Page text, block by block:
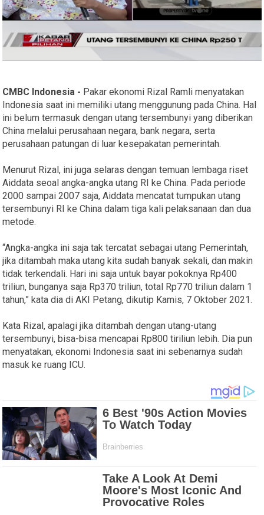
CMBC Indonesia - Pakar ekonomi Rizal Ramli menyatakan
Indonesia saat ini memiliki utang menggunung pada China. Hal
ini belum termasuk dengan utang tersembunyi yang diberikan
China melalui perusahaan negara, bank negara, serta
perusahaan patungan di luar kesepakatan pemerintah.
Menurut Rizal, ini juga selaras dengan temuan lembaga riset
Aiddata seoal angka-angka utang RI ke China. Pada periode
2000 sampai 2007 saja, Aiddata mencatat tumpukan utang
tersembunyi RI ke China dalam tiga kali pelaksanaan dan dua
metode.
“Angka-angka ini saja tak tercatat sebagai utang Pemerintah,
jika ditambah maka utang kita sudah banyak sekali, dan makin
tidak terkendali. Hari ini saja untuk bayar pokoknya Rp400
triliun, bunganya saja Rp370 triliun, total Rp770 triliun dalam 1
tahun,” kata dia di AKI Petang, dikutip Kamis, 7 Oktober 2021.
Kata Rizal, apalagi jika ditambah dengan utang-utang
tersembunyi, bisa-bisa mencapai Rp800 tiriliun lebih. Dia pun
menyatakan, ekonomi Indonesia saat ini sebenarnya sudah
masuk ke ruang ICU.